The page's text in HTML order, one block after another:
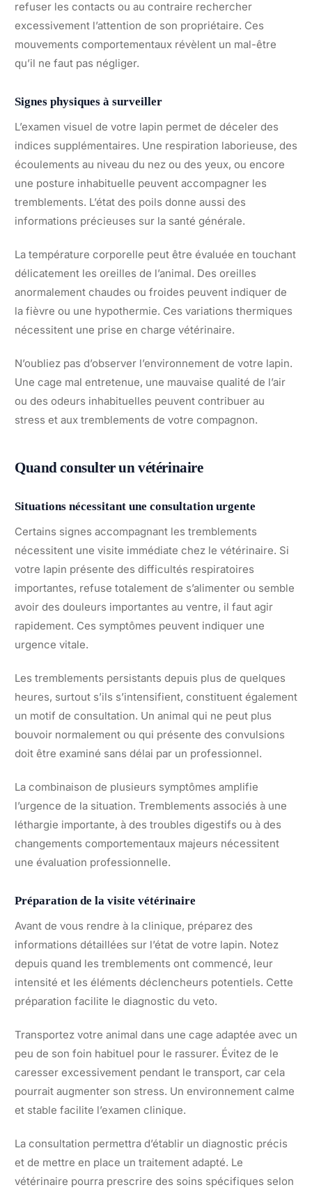
refuser les contacts ou au contraire rechercher
excessivement l’attention de son propriétaire. Ces
mouvements comportementaux révèlent un mal-être
qu’il ne faut pas négliger.
Signes physiques à surveiller
L’examen visuel de votre lapin permet de déceler des
indices supplémentaires. Une respiration laborieuse, des
écoulements au niveau du nez ou des yeux, ou encore
une posture inhabituelle peuvent accompagner les
tremblements. L’état des poils donne aussi des
informations précieuses sur la santé générale.
La température corporelle peut être évaluée en touchant
délicatement les oreilles de l’animal. Des oreilles
anormalement chaudes ou froides peuvent indiquer de
la fièvre ou une hypothermie. Ces variations thermiques
nécessitent une prise en charge vétérinaire.
N’oubliez pas d’observer l’environnement de votre lapin.
Une cage mal entretenue, une mauvaise qualité de l’air
ou des odeurs inhabituelles peuvent contribuer au
stress et aux tremblements de votre compagnon.
Quand consulter un vétérinaire
Situations nécessitant une consultation urgente
Certains signes accompagnant les tremblements
nécessitent une visite immédiate chez le vétérinaire. Si
votre lapin présente des difficultés respiratoires
importantes, refuse totalement de s’alimenter ou semble
avoir des douleurs importantes au ventre, il faut agir
rapidement. Ces symptômes peuvent indiquer une
urgence vitale.
Les tremblements persistants depuis plus de quelques
heures, surtout s’ils s’intensifient, constituent également
un motif de consultation. Un animal qui ne peut plus
bouvoir normalement ou qui présente des convulsions
doit être examiné sans délai par un professionnel.
La combinaison de plusieurs symptômes amplifie
l’urgence de la situation. Tremblements associés à une
léthargie importante, à des troubles digestifs ou à des
changements comportementaux majeurs nécessitent
une évaluation professionnelle.
Préparation de la visite vétérinaire
Avant de vous rendre à la clinique, préparez des
informations détaillées sur l’état de votre lapin. Notez
depuis quand les tremblements ont commencé, leur
intensité et les éléments déclencheurs potentiels. Cette
préparation facilite le diagnostic du veto.
Transportez votre animal dans une cage adaptée avec un
peu de son foin habituel pour le rassurer. Évitez de le
caresser excessivement pendant le transport, car cela
pourrait augmenter son stress. Un environnement calme
et stable facilite l’examen clinique.
La consultation permettra d’établir un diagnostic précis
et de mettre en place un traitement adapté. Le
vétérinaire pourra prescrire des soins spécifiques selon